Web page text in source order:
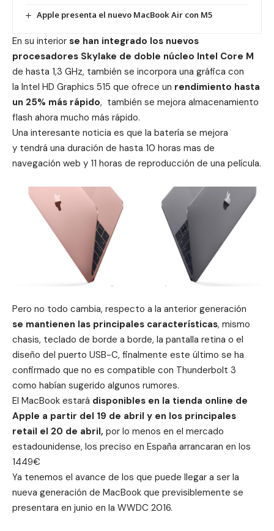
Apple presenta el nuevo MacBook Air con M5
En su interior se han integrado los nuevos
procesadores Skylake de doble núcleo Intel Core M
de hasta 1,3 GHz, también se incorpora una gráfica con
la Intel HD Graphics 515 que ofrece un rendimiento hasta
un 25% más rápido, también se mejora almacenamiento
flash ahora mucho más rápido.
Una interesante noticia es que la batería se mejora
y tendrá una duración de hasta 10 horas mas de
navegación web y 11 horas de reproducción de una película.
Pero no todo cambia, respecto a la anterior generación
se mantienen las principales características, mismo
chasis, teclado de borde a borde, la pantalla retina o el
diseño del puerto USB-C, finalmente este último se ha
confirmado que no es compatible con Thunderbolt 3
como habían sugerido algunos rumores.
El MacBook estará disponibles en la tienda online de
Apple a partir del 19 de abril y en los principales
retail el 20 de abril, por lo menos en el mercado
estadounidense, los preciso en España arrancaran en los
1449€
Ya tenemos el avance de los que puede llegar a ser la
nueva generación de MacBook que previsiblemente se
presentara en junio en la WWDC 2016.